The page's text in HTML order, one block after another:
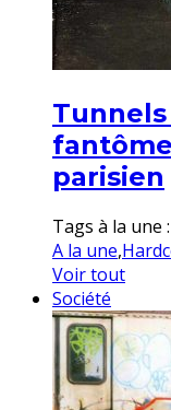
parisien
Tags à la une :
A la une,
Voir tout
Société